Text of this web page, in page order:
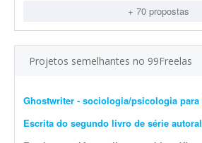
+ 70 propostas
Projetos semelhantes no 99Freelas